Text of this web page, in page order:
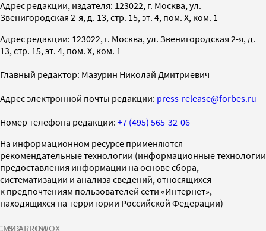
Адрес редакции, издателя: 123022, г. Москва, ул.
Звенигородская 2-я, д. 13, стр. 15, эт. 4, пом. X, ком. 1
Адрес редакции: 123022, г. Москва, ул. Звенигородская 2-я, д.
13, стр. 15, эт. 4, пом. X, ком. 1
Главный редактор: Мазурин Николай Дмитриевич
Адрес электронной почты редакции: press-release@forbes.ru
Номер телефона редакции: +7 (495) 565-32-06
На информационном ресурсе применяются
рекомендательные технологии (информационные технологии
предоставления информации на основе сбора,
систематизации и анализа сведений, относящихся
к предпочтениям пользователей сети «Интернет»,
находящихся на территории Российской Федерации)
SPARROWINFOX